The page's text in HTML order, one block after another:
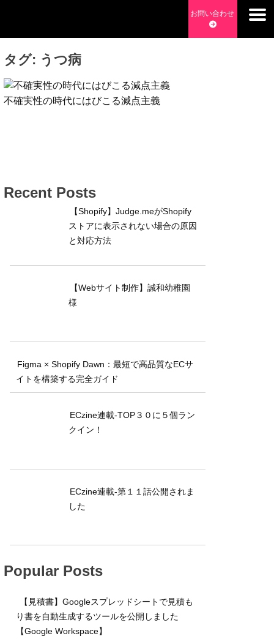
content
ムページ制作・Web開発・アプリ開発・コーチング チョッピ
ーデイズ ChoppyDays
お問い合わせ
タグ: うつ病
不確実性の時代にはびこる減点主義
Recent Posts
【Shopify】Judge.meがShopify
ストアに表示されない場合の原因
と対応方法
【Webサイト制作】誠和幼稚園
様
Figma × Shopify Dawn：最短で高品質なECサ
イトを構築する完全ガイド
ECzine連載-TOP３０に５個ラン
クイン！
ECzine連載-第１１話公開されま
した
Popular Posts
【見積書】Googleスプレッドシートで見積も
り書を自動生成するツールを公開しました
【Google Workspace】